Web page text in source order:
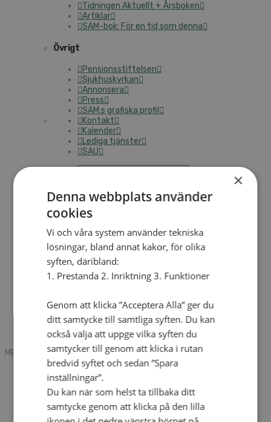
Tidningen Aktuellt + Årsboken
Artiklar
SAM-bok: För en tid som denna
Övrigt
Pensionsstiftelsen
Sjukhuskyrkan
Annonsera
Press
SAM:s grafiska profil
Kontakt
Kalender
Lediga tjänster
SAU
Mobile box
Kontakt
Tidning
Annonsera
Hitta församling
SAU
Kalender
Lediga tjänster
Sommargårdar
MENU
MENU
Search mobile
English
Hej! Vad söker du?
Kontakt
Kalender
×
Denna webbplats använder
cookies
Vi och våra system använder tekniska
lösningar, bland annat kakor, för olika
syften, däribland:
1. Prestanda 2. Inriktning 3. Funktioner
Genom att klicka ”Acceptera Alla” ger du
ditt samtycke till samtliga syften. Du kan
också välja att uppge vilka syften du
samtycker till genom att klicka i rutan
bredvid syftet och sedan ”Spara
inställningar”.
Du kan när som helst ta tillbaka ditt
samtycke genom att klicka på den lilla